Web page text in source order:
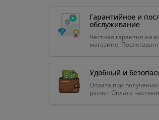
Гарантийное и
обслуживание
Честная гарантия на
магазине.
Удобный и
Оплата при
расчет Оплата частями